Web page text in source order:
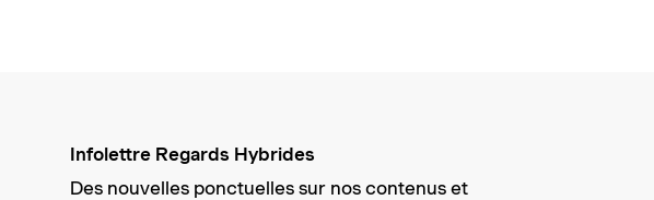
Infolettre Regards Hybrides
Des nouvelles ponctuelles sur nos contenus et